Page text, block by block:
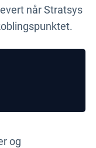
når Stratsys
og